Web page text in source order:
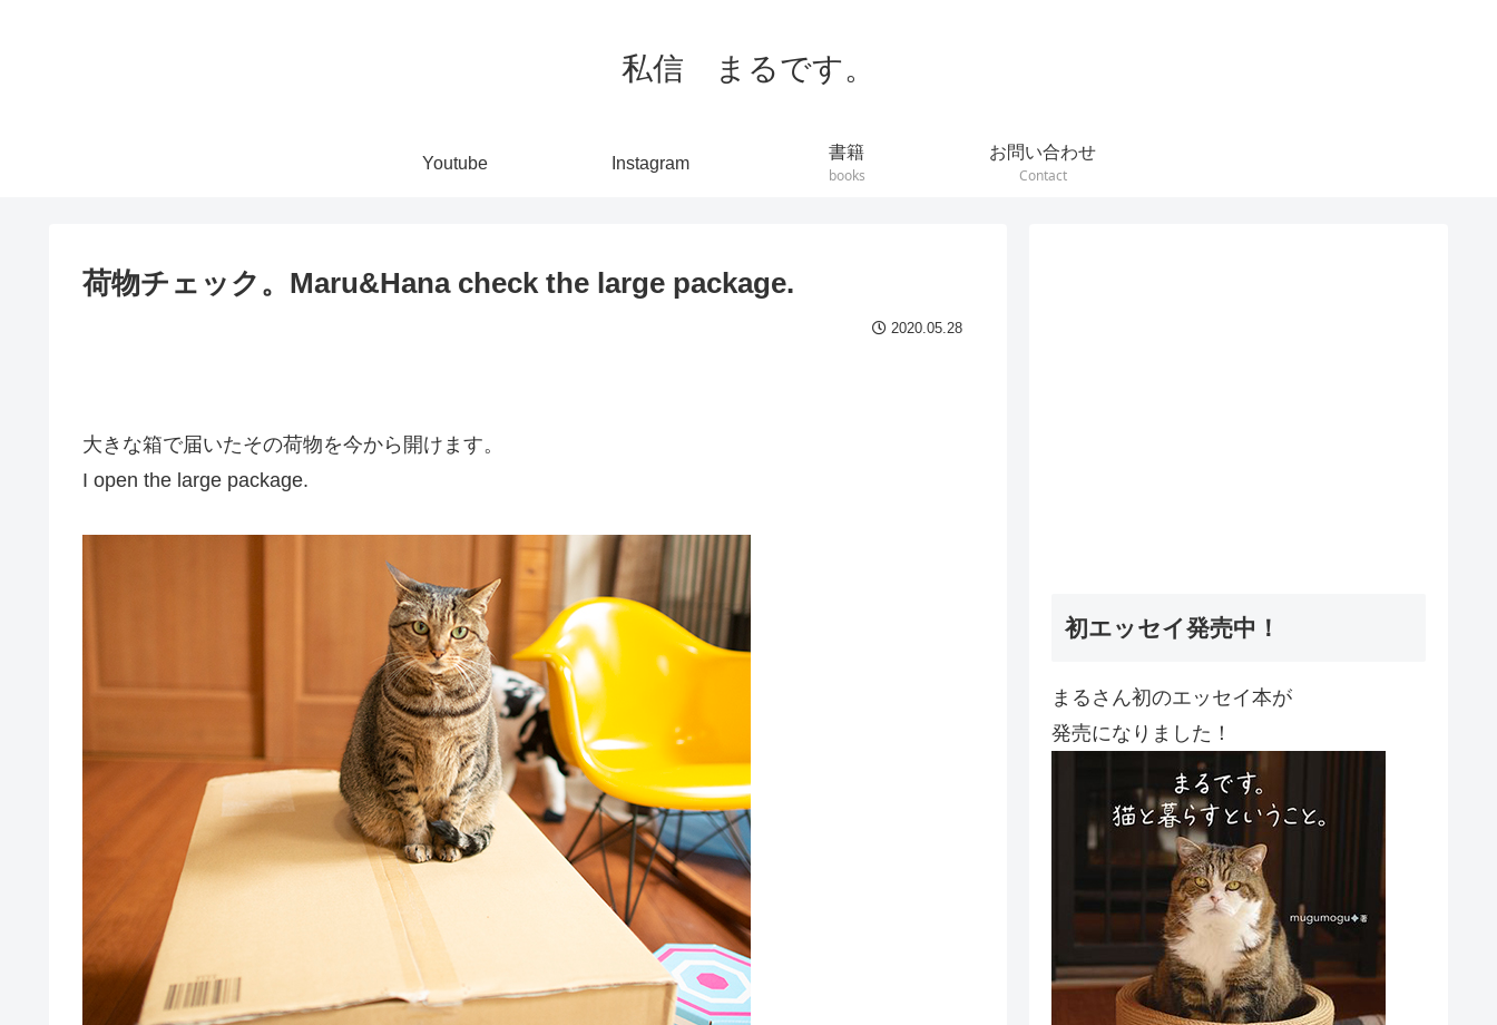
私信 まるです。
Youtube Instagram
書籍
books
お問い合わせ
Contact
荷物チェック。Maru&Hana check the large package.
2020.05.28
大きな箱で届いたその荷物を今から開けます。
I open the large package.
初エッセイ発売中！
まるさん初のエッセイ本が
発売になりました！